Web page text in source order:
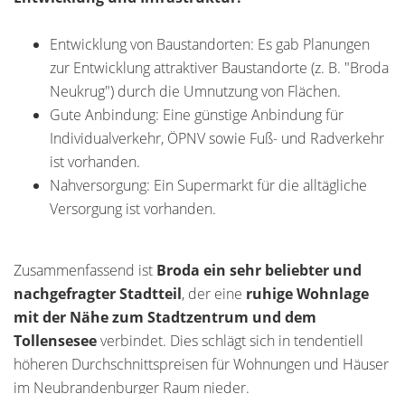
Entwicklung von Baustandorten: Es gab Planungen
zur Entwicklung attraktiver Baustandorte (z. B. "Broda
Neukrug") durch die Umnutzung von Flächen.
Gute Anbindung: Eine günstige Anbindung für
Individualverkehr, ÖPNV sowie Fuß- und Radverkehr
ist vorhanden.
Nahversorgung: Ein Supermarkt für die alltägliche
Versorgung ist vorhanden.
Zusammenfassend ist Broda ein sehr beliebter und
nachgefragter Stadtteil, der eine ruhige Wohnlage
mit der Nähe zum Stadtzentrum und dem
Tollenseseeverbindet. Dies schlägt sich in tendentiell
höheren Durchschnittspreisen für Wohnungen und Häuser
im Neubrandenburger Raum nieder.